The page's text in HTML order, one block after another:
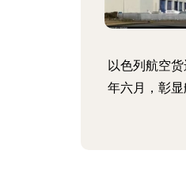
以色列航空
年六月，彰